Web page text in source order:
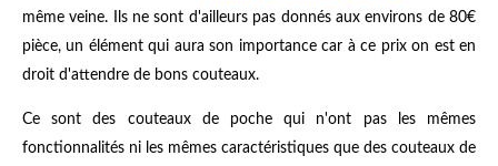
même veine. Ils ne sont d'ailleurs pas donnés aux environs de 80€
pièce, un élément qui aura son importance car à ce prix on est en
droit d'attendre de bons couteaux.
Ce sont des couteaux de poche qui n'ont pas les mêmes
fonctionnalités ni les mêmes caractéristiques que des couteaux de